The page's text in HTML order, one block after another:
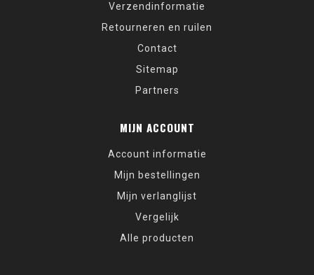
Verzendinformatie
Retourneren en ruilen
Contact
Sitemap
Partners
MIJN ACCOUNT
Account informatie
Mijn bestellingen
Mijn verlanglijst
Vergelijk
Alle producten